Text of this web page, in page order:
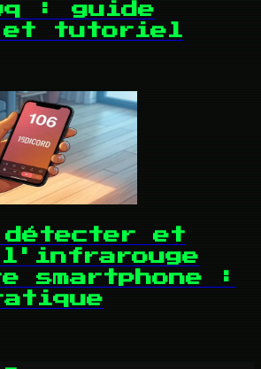
: guide
et tutoriel
détecter et
smartphone :